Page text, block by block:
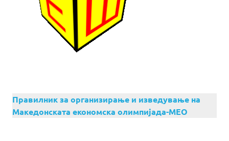
Правилник за организирање и изведување на
Македонската економска олимпијада-МЕО